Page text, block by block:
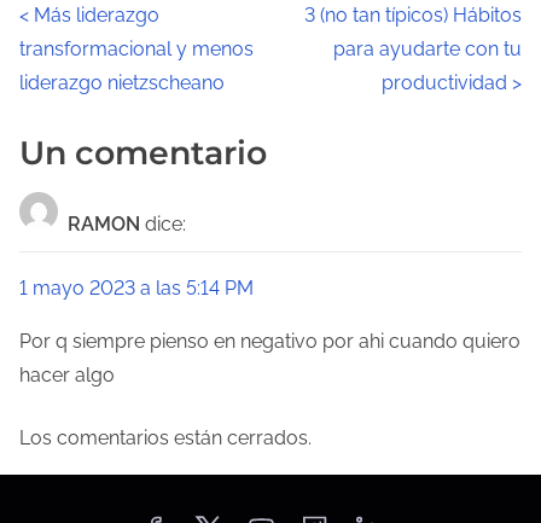
N
a
e
g
i
n
< Más liderazgo
transformacional y menos
liderazgo nietzscheano
3 (no tan típicos) Hábitos
para ayudarte con tu
productividad >
Un comentario
RAMON dice:
1 mayo 2023 a las 5:14 PM
Por q siempre pienso en negativo por ahi cuando quiero
hacer algo
Los comentarios están cerrados.